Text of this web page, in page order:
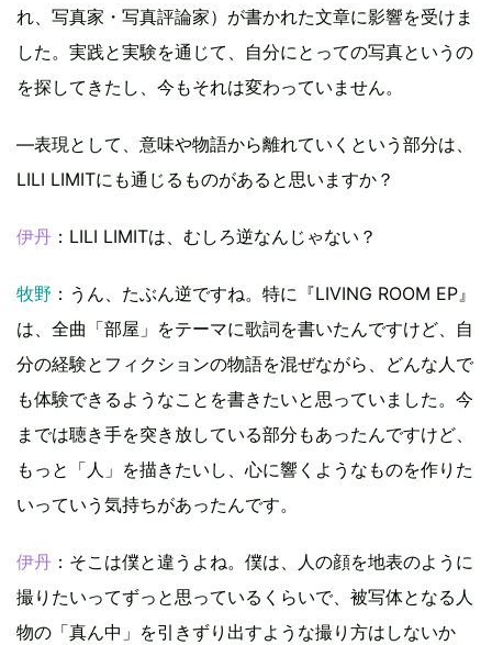
れ、写真家・写真評論家）が書かれた文章に影響を受けま
した。実践と実験を通じて、自分にとっての写真というの
を探してきたし、今もそれは変わっていません。
―表現として、意味や物語から離れていくという部分は、
LILI LIMITにも通じるものがあると思いますか？
伊丹 ：LILI LIMITは、むしろ逆なんじゃない？
牧野 ：うん、たぶん逆ですね。特に『LIVING ROOM EP』
は、全曲「部屋」をテーマに歌詞を書いたんですけど、自
分の経験とフィクションの物語を混ぜながら、どんな人で
も体験できるようなことを書きたいと思っていました。今
までは聴き手を突き放している部分もあったんですけど、
もっと「人」を描きたいし、心に響くようなものを作りた
いっていう気持ちがあったんです。
伊丹 ：そこは僕と違うよね。僕は、人の顔を地表のように
撮りたいってずっと思っているくらいで、被写体となる人
物の「真ん中」を引きずり出すような撮り方はしないか